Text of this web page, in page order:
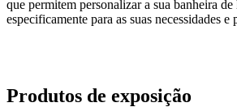
que permitem personalizar a sua banheira de
especificamente para as suas necessidades
Produtos de exposição